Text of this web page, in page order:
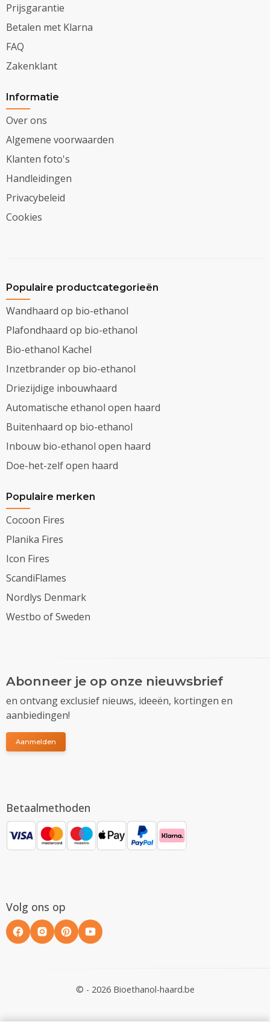
Prijsgarantie
Betalen met Klarna
FAQ
Zakenklant
Informatie
Over ons
Algemene voorwaarden
Klanten foto's
Handleidingen
Privacybeleid
Cookies
Populaire productcategorieën
Wandhaard op bio-ethanol
Plafondhaard op bio-ethanol
Bio-ethanol Kachel
Inzetbrander op bio-ethanol
Driezijdige inbouwhaard
Automatische ethanol open haard
Buitenhaard op bio-ethanol
Inbouw bio-ethanol open haard
Doe-het-zelf open haard
Populaire merken
Cocoon Fires
Planika Fires
Icon Fires
ScandiFlames
Nordlys Denmark
Westbo of Sweden
Abonneer je op onze nieuwsbrief
en ontvang exclusief nieuws, ideeën, kortingen en
aanbiedingen!
Aanmelden
Betaalmethoden
Volg ons op
© - 2026 Bioethanol-haard.be